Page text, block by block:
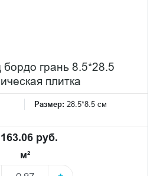
бордо грань 8.5*28.5
плитка
Размер: 28.5*8.5 см
руб.
м²